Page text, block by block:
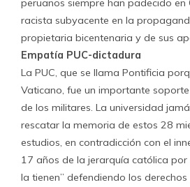
peruanos siempre han padecido en
racista subyacente en la
propietaria bicentenaria y de sus
Empatía PUC-dictadura
La PUC, que se llama Pontificia
Vaticano, fue un importante
de los militares. La universidad
rescatar la memoria de estos 28
estudios, en contradicción con el
17 años de la jerarquía católica por
la tienen” defendiendo los